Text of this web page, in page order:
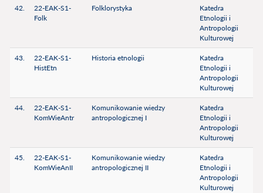
42.
22-EAK-S1-
Folk
Folklorystyka
Katedra
Etnologii i
Antropologii
Kulturowej
43.
22-EAK-S1-
HistEtn
Historia etnologii
Katedra
Etnologii i
Antropologii
Kulturowej
44.
22-EAK-S1-
KomWieAntr
Komunikowanie wiedzy
antropologicznej I
Katedra
Etnologii i
Antropologii
Kulturowej
45.
22-EAK-S1-
KomWieAnII
Komunikowanie wiedzy
antropologicznej II
Katedra
Etnologii i
Antropologii
Kulturowej